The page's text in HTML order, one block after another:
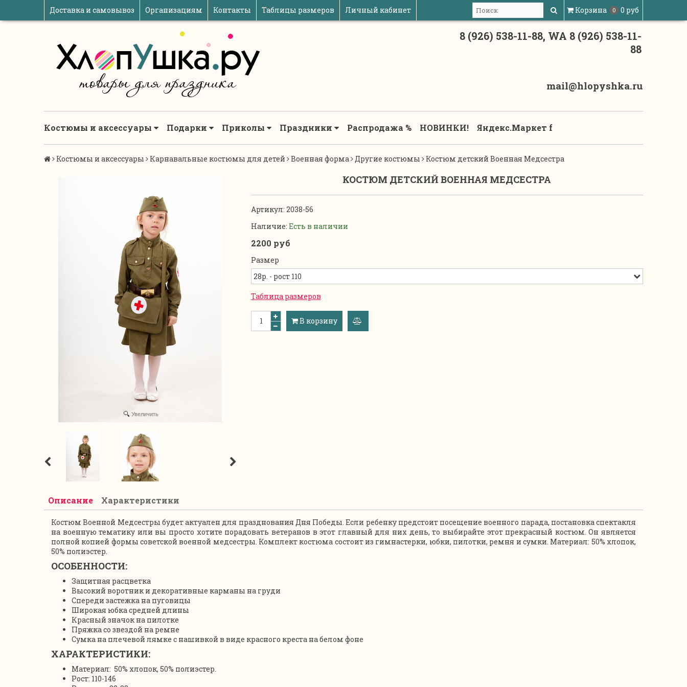
Доставка и самовывоз Организациям Контакты Таблицы размеров Личный кабинет Корзина 0 0 руб
8 (926) 538-11-88, WA 8 (926) 538-11-
88
mail@hlopyshka.ru
Костюмы и аксессуары Подарки Приколы Праздники Распродажа % НОВИНКИ! Яндекс.Маркет f
Костюмы и аксессуары Карнавальные костюмы для детей Военная форма Другие костюмы Костюм детский Военная Медсестра
Увеличить
КОСТЮМ ДЕТСКИЙ ВОЕННАЯ МЕДСЕСТРА
Артикул: 2038-56
Наличие: Есть в наличии
2200 руб
Размер
Таблица размеров
В корзину
Описание Характеристики
Костюм Военной Медсестры будет актуален для празднования Дня Победы. Если ребенку предстоит посещение военного парада, постановка спектакля
на военную тематику или вы просто хотите порадовать ветеранов в этот главный для них день, то выбирайте этот прекрасный костюм. Он является
полной копией формы советской военной медсестры. Комплект костюма состоит из гимнастерки, юбки, пилотки, ремня и сумки. Материал: 50% хлопок,
50% полиэстер.
ОСОБЕННОСТИ:
Защитная расцветка
Высокий воротник и декоративные карманы на груди
Спереди застежка на пуговицы
Широкая юбка средней длины
Красный значок на пилотке
Пряжка со звездой на ремне
Сумка на плечевой лямке с нашивкой в виде красного креста на белом фоне
ХАРАКТЕРИСТИКИ:
Материал: 50% хлопок, 50% полиэстер.
Рост: 110-146